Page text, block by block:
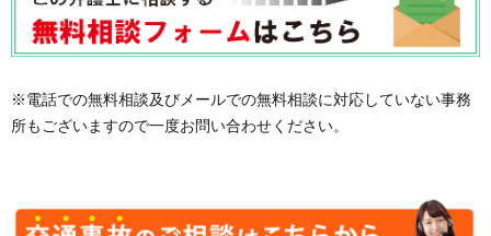
※電話での無料相談及びメールでの無料相談に対応していない事務
所もございますので一度お問い合わせください。